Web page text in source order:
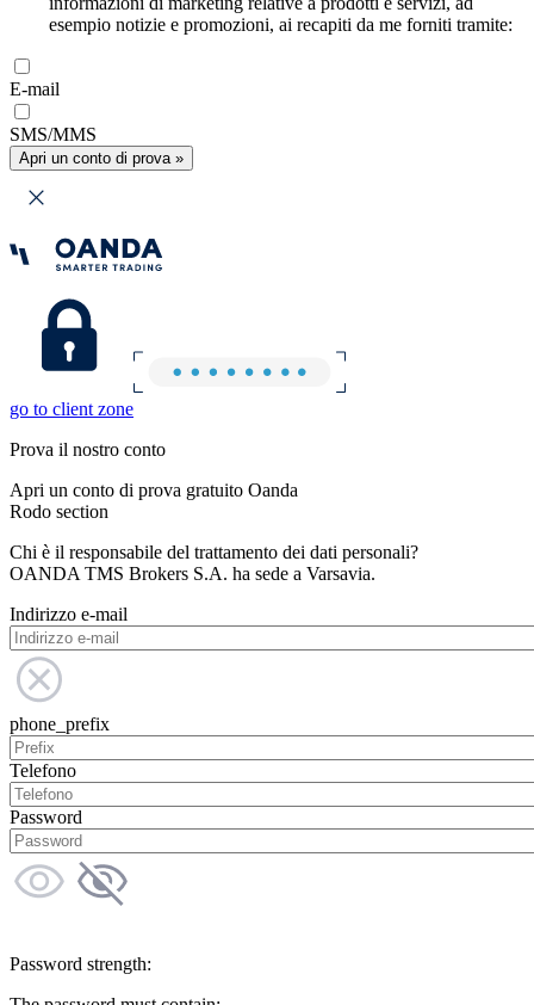
esempio notizie e promozioni, ai recapiti da me forniti tramite:
E-mail
SMS/MMS
Apri un conto di prova »
go to client zone
Prova il nostro conto
Apri un conto di prova gratuito Oanda
Rodo section
Chi è il responsabile del trattamento dei dati personali?
OANDA TMS Brokers S.A. ha sede a Varsavia.
Indirizzo e-mail
phone_prefix
Telefono
Password
Password strength: